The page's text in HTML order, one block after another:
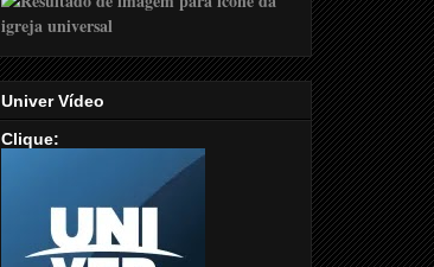
Univer Vídeo
Clique: